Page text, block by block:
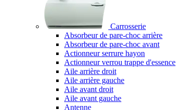
Carrosserie
Absorbeur de pare-choc arrière
Absorbeur de pare-choc avant
Actionneur serrure hayon
Actionneur verrou trappe d'essence
Aile arrière droit
Aile arrière gauche
Aile avant droit
Aile avant gauche
Antenne